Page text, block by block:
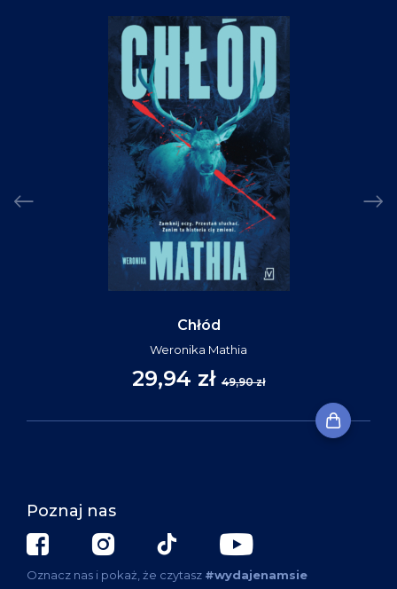
Chłód
Weronika Mathia
29,94 zł 49,90 zł
Poznaj nas
Oznacz nas i pokaż, że czytasz #wydajenamsie